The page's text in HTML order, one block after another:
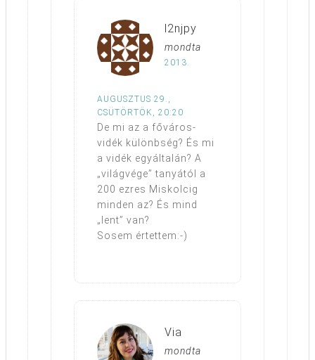
l2njpy
mondta
2013.
AUGUSZTUS 29.,
CSÜTÖRTÖK, 20:20
De mi az a főváros-
vidék különbség? És mi
a vidék egyáltalán? A
„világvége” tanyától a
200 ezres Miskolcig
minden az? És mind
„lent” van?
Sosem értettem:-)
Via
mondta